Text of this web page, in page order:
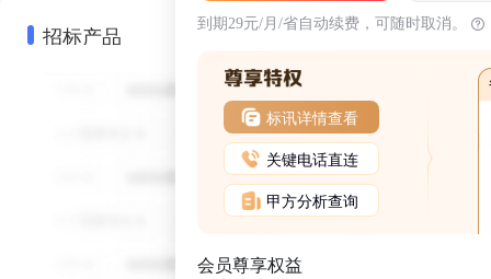
招标产品 到期29元/月/省自动续费，可随时取消。
标讯详情查看
关键电话直连
甲方分析查询
会员尊享权益